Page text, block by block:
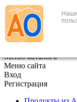
+7 (495) 646-888-1
В корзине 0
Меню каталога
Меню сайта
Вход
Регистрация